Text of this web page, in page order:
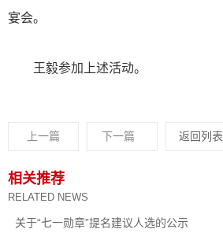
宴会。
王毅参加上述活动。
上一篇 下一篇 返回列表
相关推荐
RELATED NEWS
关于“七一勋章”提名建议人选的公示